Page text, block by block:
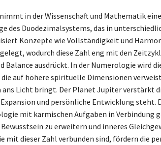
in der Wissenschaft und Mathematik
des Duodezimalsystems, das in
Konzepte wie Vollständigkeit und
wodurch diese Zahl eng mit den
Balance ausdrückt. In der Numerologie wird
die auf höhere spirituelle Dimensionen
Licht bringt. Der Planet Jupiter verstärkt
und persönliche Entwicklung steht.
mit karmischen Aufgaben in Verbindung
zu erweitern und inneres
mit dieser Zahl verbunden sind, fördern die